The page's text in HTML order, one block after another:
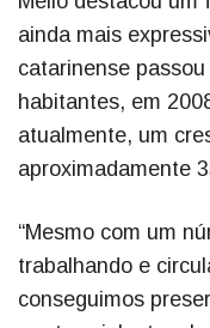
ainda mais
catarinense
habitantes, em
atualmente, um
aproximadamente
“Mesmo com um
trabalhando e
conseguimos